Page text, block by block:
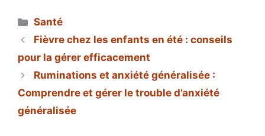
Catégories
Santé
Fièvre chez les enfants en été : conseils
pour la gérer efficacement
Ruminations et anxiété généralisée :
Comprendre et gérer le trouble d’anxiété
généralisée